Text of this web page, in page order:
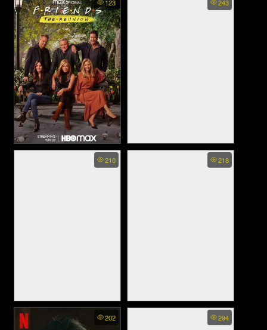
Boy (2025)
123
Friends: The Reunion - เฟ
รนส์ เดอะรียูเนี่ยน (2021)
243
The Greatest Love Story
Never Told - รักยิ่งใหญ่ที่สุดที่
210
THE DEVIL ON TRIAL -
พิพากษาปีศาจ (2023)
218
Love Is Blind Brazil After The
202 294